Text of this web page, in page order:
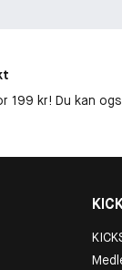
199 kr! Du kan